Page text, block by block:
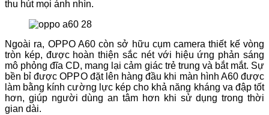
thu hút mọi ánh nhìn.
Ngoài ra, OPPO A60 còn sở hữu cụm camera thiết kế vòng
tròn kép, được hoàn thiện sắc nét với hiệu ứng phản sáng
mô phỏng đĩa CD, mang lại cảm giác trẻ trung và bắt mắt. Sự
bền bỉ được OPPO đặt lên hàng đầu khi màn hình A60 được
làm bằng kính cường lực kép cho khả năng kháng va đập tốt
hơn, giúp người dùng an tâm hơn khi sử dụng trong thời
gian dài.